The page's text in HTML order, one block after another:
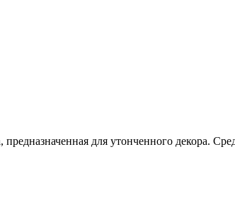
для утонченного декора.